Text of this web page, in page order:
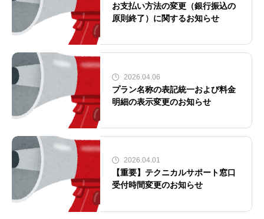
お支払い方法の変更（銀行振込の
原則終了）に関するお知らせ
2026.04.06
プラン名称の表記統一および料金
明細の表示変更のお知らせ
2026.04.01
【重要】テクニカルサポート窓口
受付時間変更のお知らせ